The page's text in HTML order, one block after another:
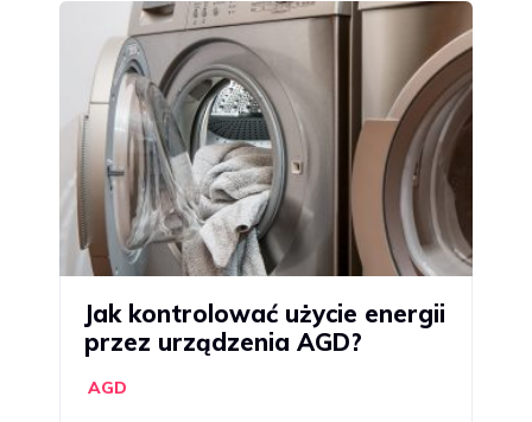
Jak kontrolować użycie energii
przez urządzenia AGD?
AGD